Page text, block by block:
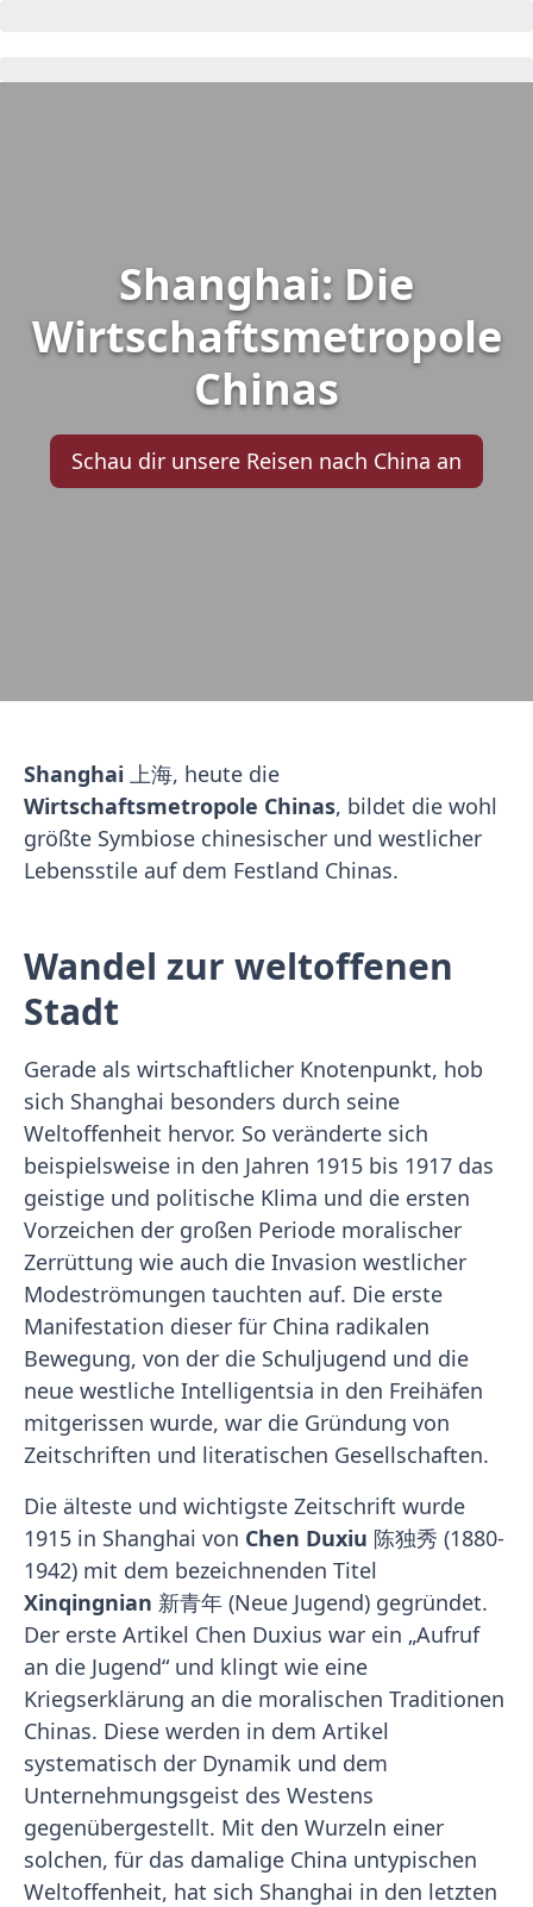
Shanghai: Die
Wirtschaftsmetropole
Chinas
Schau dir unsere Reisen nach China an
Shanghai 上海, heute die
Wirtschaftsmetropole Chinas, bildet die wohl
größte Symbiose chinesischer und westlicher
Lebensstile auf dem Festland Chinas.
Wandel zur weltoffenen
Stadt
Gerade als wirtschaftlicher Knotenpunkt, hob
sich Shanghai besonders durch seine
Weltoffenheit hervor. So veränderte sich
beispielsweise in den Jahren 1915 bis 1917 das
geistige und politische Klima und die ersten
Vorzeichen der großen Periode moralischer
Zerrüttung wie auch die Invasion westlicher
Modeströmungen tauchten auf. Die erste
Manifestation dieser für China radikalen
Bewegung, von der die Schuljugend und die
neue westliche Intelligentsia in den Freihäfen
mitgerissen wurde, war die Gründung von
Zeitschriften und literatischen Gesellschaften.
Die älteste und wichtigste Zeitschrift wurde
1915 in Shanghai von Chen Duxiu 陈独秀 (1880-
1942) mit dem bezeichnenden Titel
Xinqingnian 新青年 (Neue Jugend) gegründet.
Der erste Artikel Chen Duxius war ein „Aufruf
an die Jugend“ und klingt wie eine
Kriegserklärung an die moralischen Traditionen
Chinas. Diese werden in dem Artikel
systematisch der Dynamik und dem
Unternehmungsgeist des Westens
gegenübergestellt. Mit den Wurzeln einer
solchen, für das damalige China untypischen
Weltoffenheit, hat sich Shanghai in den letzten